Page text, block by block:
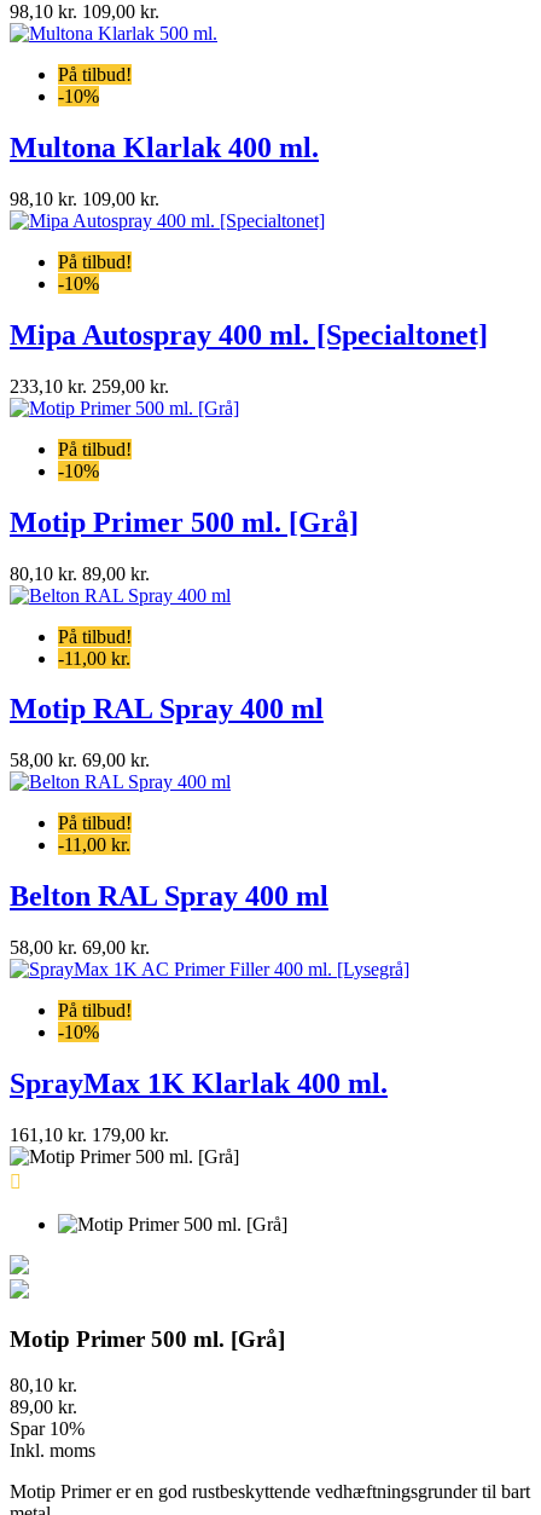
98,10 kr. 109,00 kr.
På tilbud!
-10%
Multona Klarlak 400 ml.
98,10 kr. 109,00 kr.
På tilbud!
-10%
Mipa Autospray 400 ml. [Specialtonet]
233,10 kr. 259,00 kr.
På tilbud!
-10%
Motip Primer 500 ml. [Grå]
80,10 kr. 89,00 kr.
På tilbud!
-11,00 kr.
Motip RAL Spray 400 ml
58,00 kr. 69,00 kr.
På tilbud!
-11,00 kr.
Belton RAL Spray 400 ml
58,00 kr. 69,00 kr.
På tilbud!
-10%
SprayMax 1K Klarlak 400 ml.
161,10 kr. 179,00 kr.

Motip Primer 500 ml. [Grå]
80,10 kr.
89,00 kr.
Spar 10%
Inkl. moms
Motip Primer er en god rustbeskyttende vedhæftningsgrunder til bart